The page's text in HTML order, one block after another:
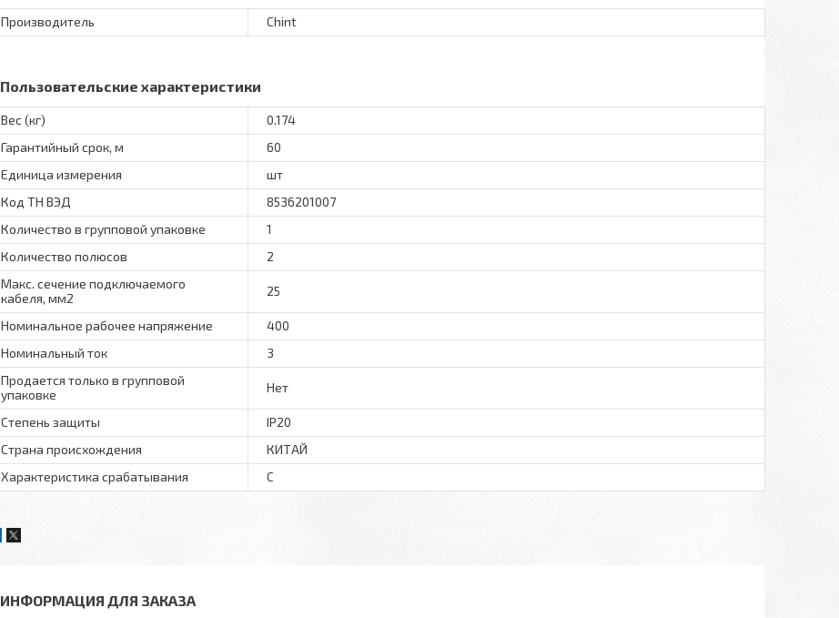
Производитель Chint
Пользовательские характеристики
Вес (кг)
0.174
Гарантийный срок, м
60
Единица измерения
шт
Код ТН ВЭД
8536201007
Количество в групповой упаковке
1
Количество полюсов
2
Макс. сечение подключаемого
кабеля, мм2
25
Номинальное рабочее напряжение
400
Номинальный ток
3
Продается только в групповой
упаковке
Нет
Степень защиты
IP20
Страна происхождения
КИТАЙ
Характеристика срабатывания
C
ИНФОРМАЦИЯ ДЛЯ ЗАКАЗА